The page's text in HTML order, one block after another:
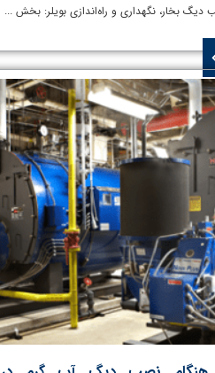
دیگ بخار، نگهداری و راه‌اندازی بویلر: بخش ...